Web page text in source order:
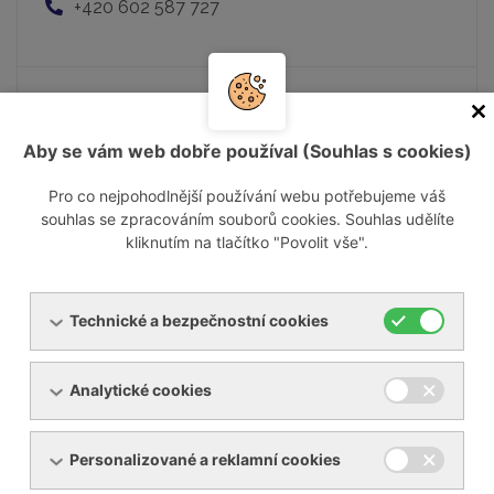
+420 602 587 727
Jednatel společnosti - vedoucí obchodu
matej.nemcok@ynna.cz
+421 903 237 322
Pavel Musil
Obchodní zástupce
pavel.musil@ynna.cz
+420 602 550 677
Aby se vám web dobře používal (Souhlas s cookies)
Pro co nejpohodlnější používání webu potřebujeme váš
souhlas se zpracováním souborů cookies. Souhlas udělíte
kliknutím na tlačítko "Povolit vše".
Technické a bezpečnostní cookies
Analytické cookies
Personalizované a reklamní cookies